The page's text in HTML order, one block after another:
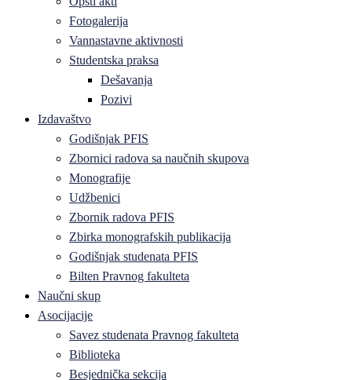
Fotogalerija
Vannastavne aktivnosti
Studentska praksa
Dešavanja
Pozivi
Izdavaštvo
Godišnjak PFIS
Zbornici radova sa naučnih skupova
Monografije
Udžbenici
Zbornik radova PFIS
Zbirka monografskih publikacija
Godišnjak studenata PFIS
Bilten Pravnog fakulteta
Naučni skup
Asocijacije
Savez studenata Pravnog fakulteta
Biblioteka
Besjednička sekcija